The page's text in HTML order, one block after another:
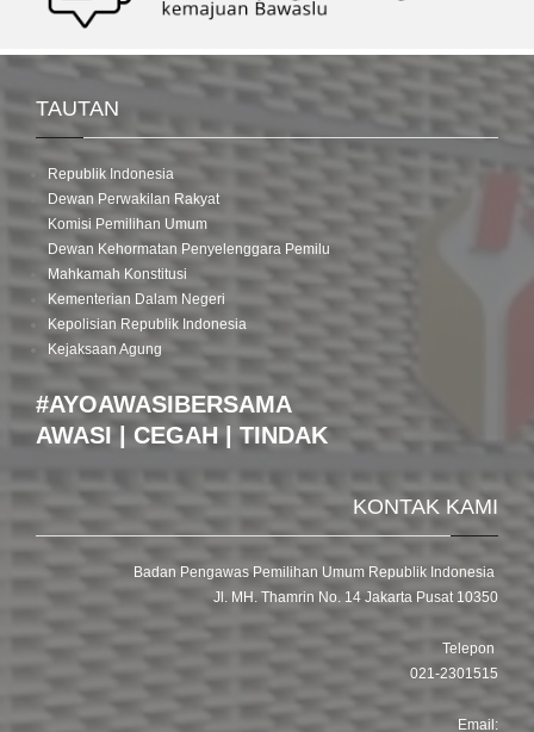
TAUTAN
Republik Indonesia
Dewan Perwakilan Rakyat
Komisi Pemilihan Umum
Dewan Kehormatan Penyelenggara Pemilu
Mahkamah Konstitusi
Kementerian Dalam Negeri
Kepolisian Republik Indonesia
Kejaksaan Agung
#AYOAWASIBERSAMA
AWASI | CEGAH | TINDAK
KONTAK KAMI
Badan Pengawas Pemilihan Umum Republik Indonesia
Jl. MH. Thamrin No. 14 Jakarta Pusat 10350
Telepon
021-2301515
Email: